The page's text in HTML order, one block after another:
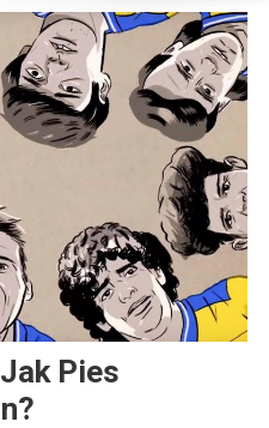
Pies